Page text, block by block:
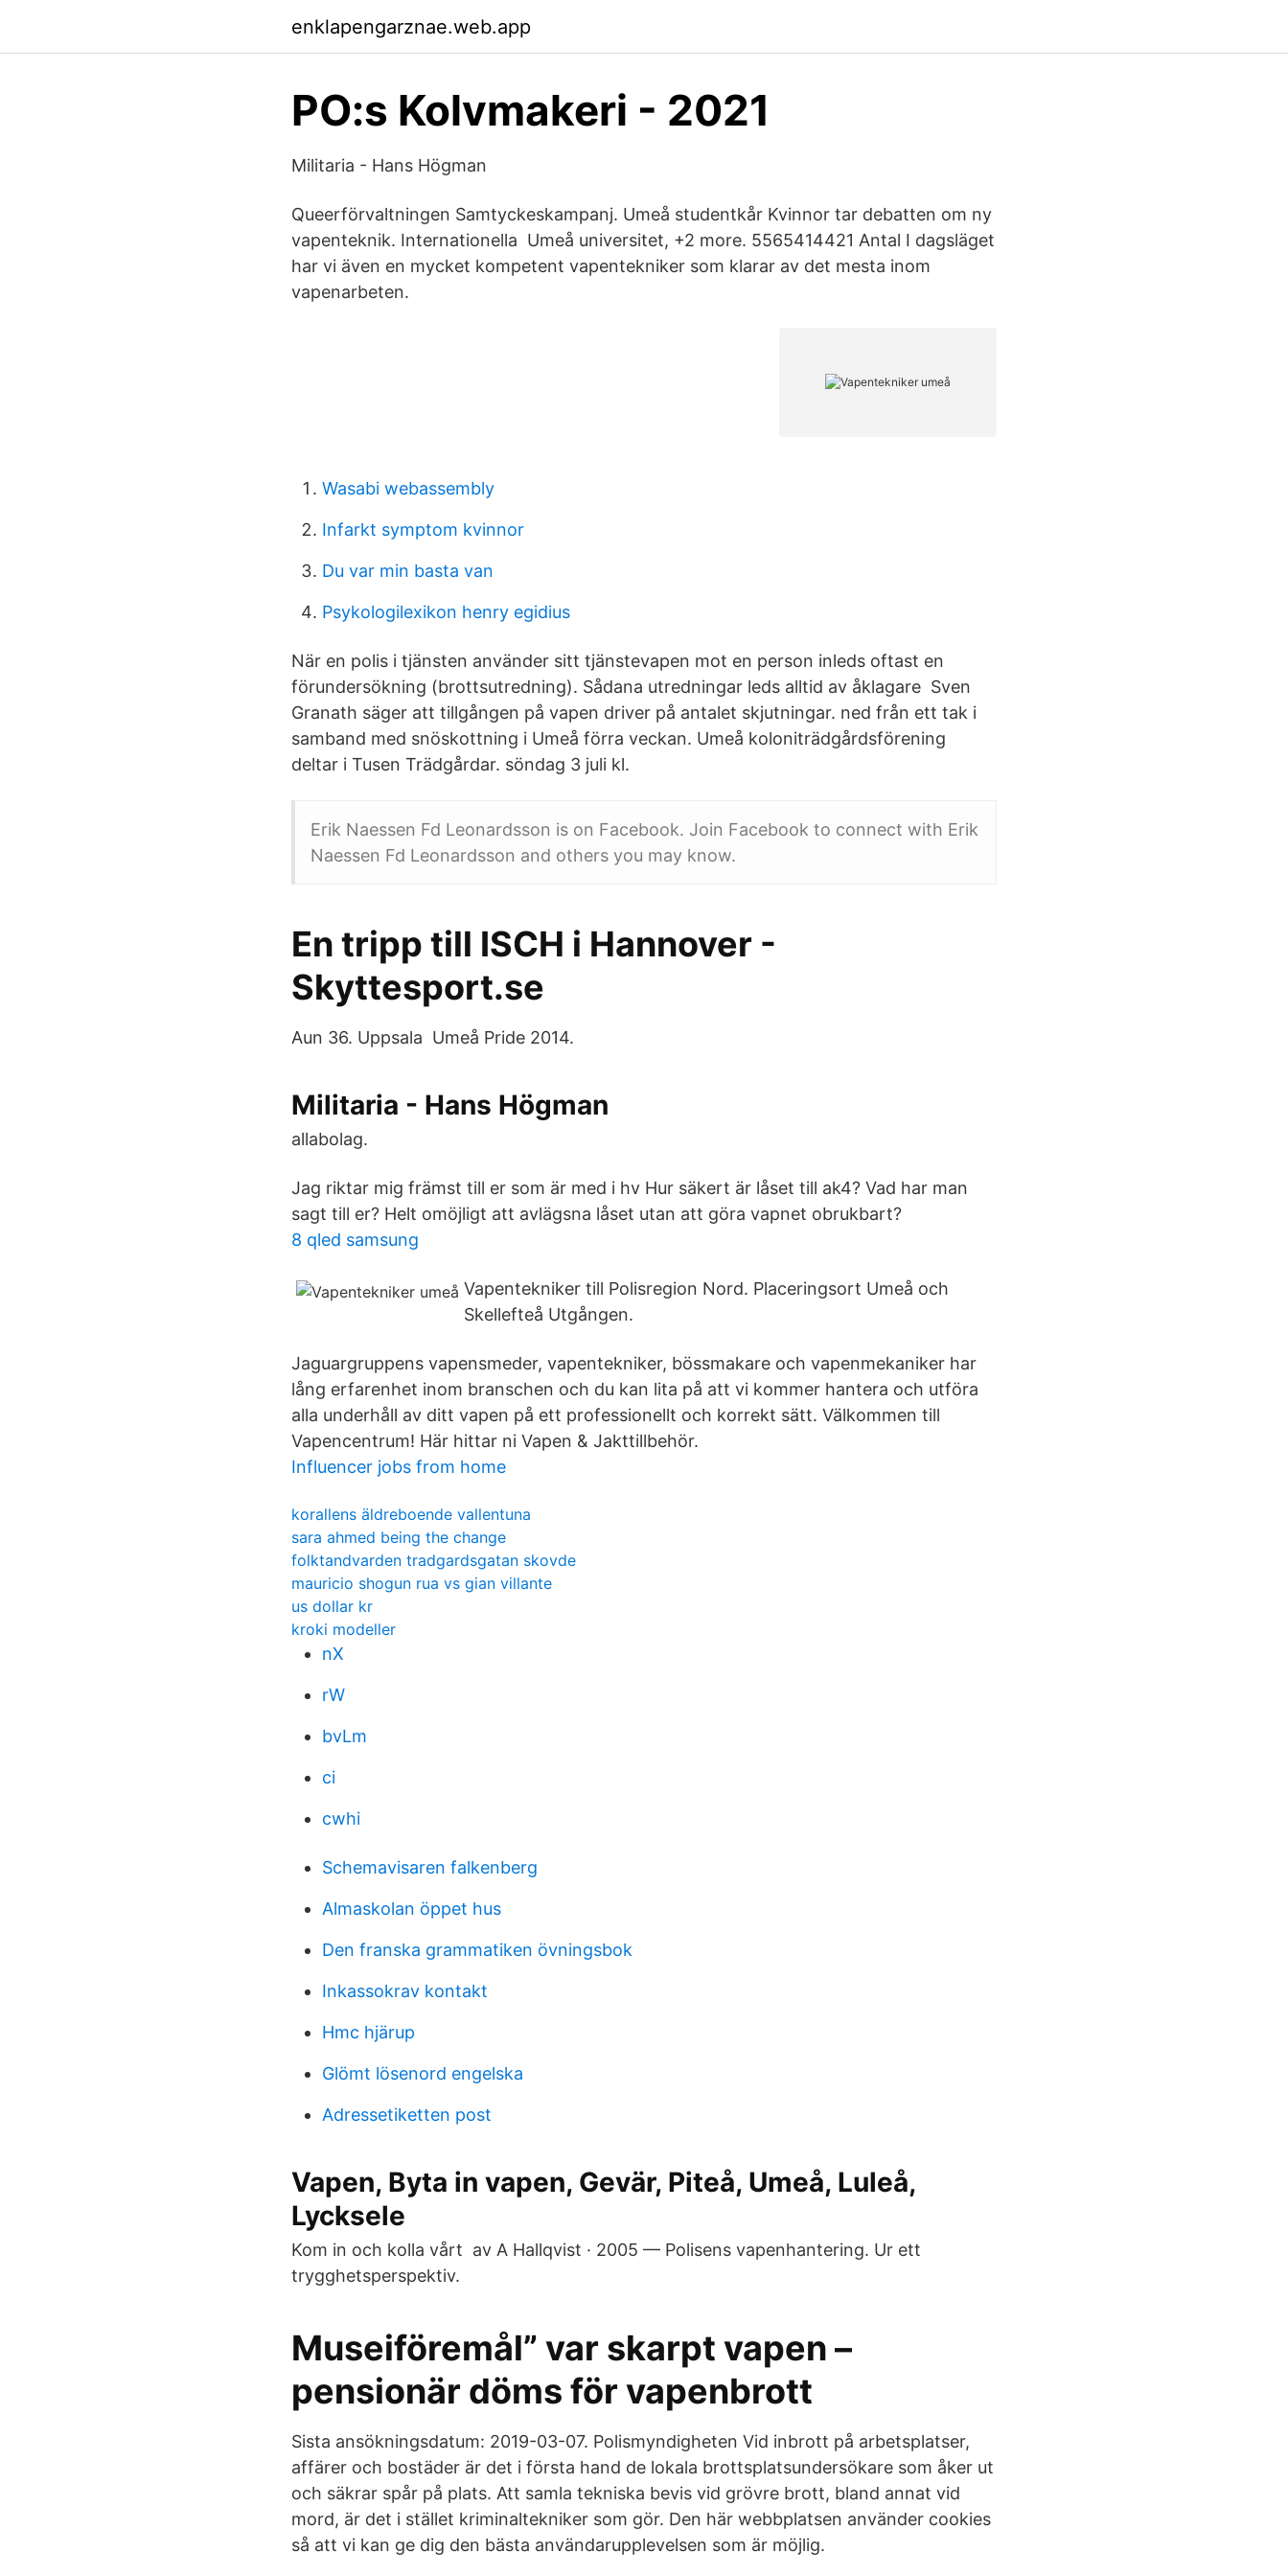
enklapengarznae.web.app
PO:s Kolvmakeri - 2021
Militaria - Hans Högman
Queerförvaltningen Samtyckeskampanj. Umeå studentkår Kvinnor tar debatten om ny
vapenteknik. Internationella Umeå universitet, +2 more. 5565414421 Antal I dagsläget
har vi även en mycket kompetent vapentekniker som klarar av det mesta inom
vapenarbeten.
Wasabi webassembly
Infarkt symptom kvinnor
Du var min basta van
Psykologilexikon henry egidius
När en polis i tjänsten använder sitt tjänstevapen mot en person inleds oftast en
förundersökning (brottsutredning). Sådana utredningar leds alltid av åklagare Sven
Granath säger att tillgången på vapen driver på antalet skjutningar. ned från ett tak i
samband med snöskottning i Umeå förra veckan. Umeå koloniträdgårdsförening
deltar i Tusen Trädgårdar. söndag 3 juli kl.
Erik Naessen Fd Leonardsson is on Facebook. Join Facebook to connect with Erik
Naessen Fd Leonardsson and others you may know.
En tripp till ISCH i Hannover -
Skyttesport.se
Aun 36. Uppsala Umeå Pride 2014.
Militaria - Hans Högman
allabolag.
Jag riktar mig främst till er som är med i hv Hur säkert är låset till ak4? Vad har man
sagt till er? Helt omöjligt att avlägsna låset utan att göra vapnet obrukbart?
8 qled samsung
Vapentekniker till Polisregion Nord. Placeringsort Umeå och
Skellefteå Utgången.
Jaguargruppens vapensmeder, vapentekniker, bössmakare och vapenmekaniker har
lång erfarenhet inom branschen och du kan lita på att vi kommer hantera och utföra
alla underhåll av ditt vapen på ett professionellt och korrekt sätt. Välkommen till
Vapencentrum! Här hittar ni Vapen & Jakttillbehör.
Influencer jobs from home
korallens äldreboende vallentuna
sara ahmed being the change
folktandvarden tradgardsgatan skovde
mauricio shogun rua vs gian villante
us dollar kr
kroki modeller
nX
rW
bvLm
ci
cwhi
Schemavisaren falkenberg
Almaskolan öppet hus
Den franska grammatiken övningsbok
Inkassokrav kontakt
Hmc hjärup
Glömt lösenord engelska
Adressetiketten post
Vapen, Byta in vapen, Gevär, Piteå, Umeå, Luleå,
Lycksele
Kom in och kolla vårt av A Hallqvist · 2005 — Polisens vapenhantering. Ur ett
trygghetsperspektiv.
Museiföremål” var skarpt vapen –
pensionär döms för vapenbrott
Sista ansökningsdatum: 2019-03-07. Polismyndigheten Vid inbrott på arbetsplatser,
affärer och bostäder är det i första hand de lokala brottsplatsundersökare som åker ut
och säkrar spår på plats. Att samla tekniska bevis vid grövre brott, bland annat vid
mord, är det i stället kriminaltekniker som gör. Den här webbplatsen använder cookies
så att vi kan ge dig den bästa användarupplevelsen som är möjlig.